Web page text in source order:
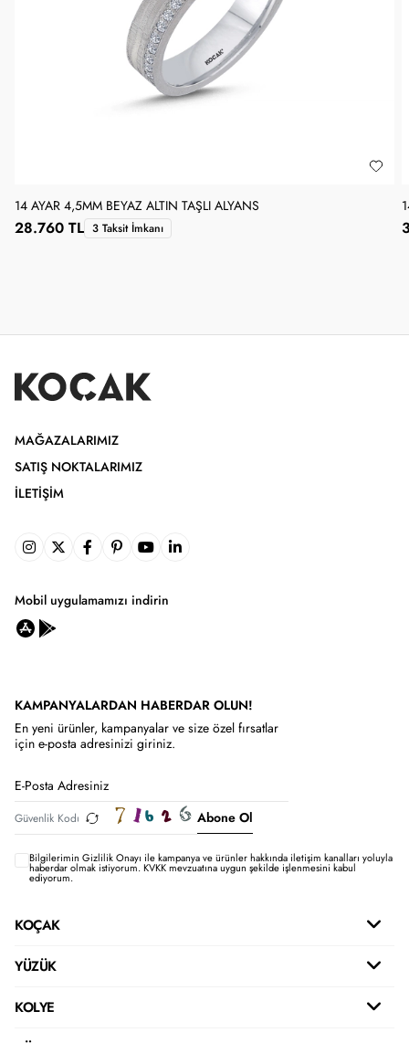
14 AYAR 4,5MM BEYAZ ALTIN TAŞLI ALYANS
28.760 TL 3 Taksit İmkanı
MAĞAZALARIMIZ
SATIŞ NOKTALARIMIZ
İLETIŞIM
Mobil uygulamamızı indirin
KAMPANYALARDAN HABERDAR OLUN!
En yeni ürünler, kampanyalar ve size özel fırsatlar
için e-posta adresinizi giriniz.
Abone Ol
Bilgilerimin Gizlilik Onayı ile kampanya ve ürünler hakkında iletişim kanalları yoluyla
haberdar olmak istiyorum.KVKK mevzuatına uygun şekilde işlenmesini kabul
ediyorum.
KOÇAK
YÜZÜK
KOLYE